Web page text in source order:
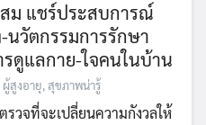
สม แชร์ประสบการณ์
นวัตกรรมการรักษา
ดูแลกาย-ใจคนในบ้าน
ผู้สูงอายุ,สุขภาพน่ารู้
วจที่จะเปลี่ยนความกังวลให้